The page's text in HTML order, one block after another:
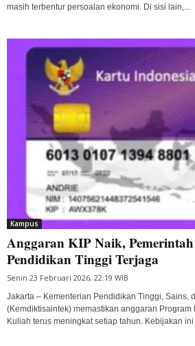
masih terbentur persoalan ekonomi. Di sisi lain,...
Kampus
Anggaran KIP Naik,
Pendidikan Tinggi Terjaga
Senin 23 Februari 2026, 22:19 WIB
Jakarta – Kementerian Pendidikan Tinggi, Sains,
(Kemdiktisaintek) memastikan anggaran Program
Kuliah terus meningkat setiap tahun. Kebijakan ini